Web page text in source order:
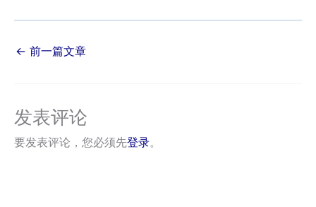
← 前一篇文章
发表评论
要发表评论，您必须先登录。